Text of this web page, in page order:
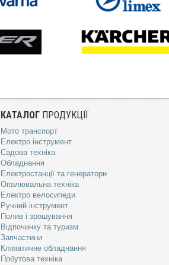
КАТАЛОГ ПРОДУКЦІЇ
Мото транспорт
Електро інструмент
Садова техніка
Обладнання
Електростанції та генератори
Опалювальна техніка
Електро велосипеди
Ручний інструмент
Полив і зрошування
Відпочинку та туризм
Запчастини
Кліматичне обладнання
Побутова техніка